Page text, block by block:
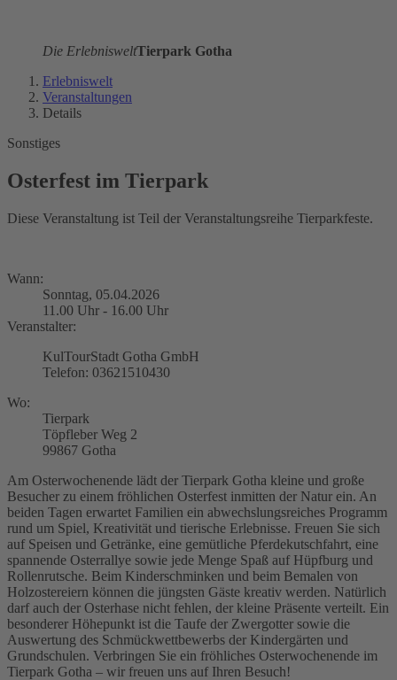
Die ErlebnisweltTierpark Gotha
Erlebniswelt
Veranstaltungen
Details
Sonstiges
Osterfest im Tierpark
Diese Veranstaltung ist Teil der Veranstaltungsreihe Tierparkfeste.
Wann:
Sonntag, 05.04.2026
11.00 Uhr - 16.00 Uhr
Veranstalter:
KulTourStadt Gotha GmbH
Telefon: 03621510430
Wo:
Tierpark
Töpfleber Weg 2
99867 Gotha
Am Osterwochenende lädt der Tierpark Gotha kleine und große
Besucher zu einem fröhlichen Osterfest inmitten der Natur ein. An
beiden Tagen erwartet Familien ein abwechslungsreiches Programm
rund um Spiel, Kreativität und tierische Erlebnisse. Freuen Sie sich
auf Speisen und Getränke, eine gemütliche Pferdekutschfahrt, eine
spannende Osterrallye sowie jede Menge Spaß auf Hüpfburg und
Rollenrutsche. Beim Kinderschminken und beim Bemalen von
Holzostereiern können die jüngsten Gäste kreativ werden. Natürlich
darf auch der Osterhase nicht fehlen, der kleine Präsente verteilt. Ein
besonderer Höhepunkt ist die Taufe der Zwergotter sowie die
Auswertung des Schmückwettbewerbs der Kindergärten und
Grundschulen. Verbringen Sie ein fröhliches Osterwochenende im
Tierpark Gotha – wir freuen uns auf Ihren Besuch!